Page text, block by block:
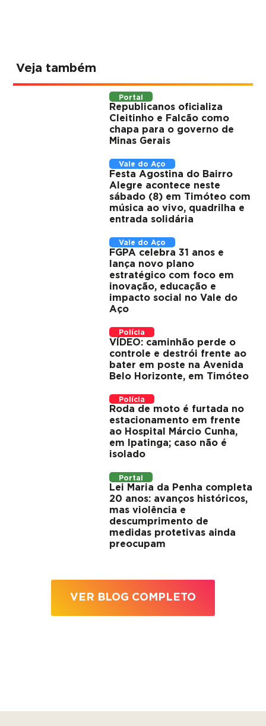
Veja também
Portal
Republicanos oficializa
Cleitinho e Falcão como
chapa para o governo de
Minas Gerais
Vale do Aço
Festa Agostina do Bairro
Alegre acontece neste
sábado (8) em Timóteo com
música ao vivo, quadrilha e
entrada solidária
Vale do Aço
FGPA celebra 31 anos e
lança novo plano
estratégico com foco em
inovação, educação e
impacto social no Vale do
Aço
Polícia
VÍDEO: caminhão perde o
controle e destrói frente ao
bater em poste na Avenida
Belo Horizonte, em Timóteo
Polícia
Roda de moto é furtada no
estacionamento em frente
ao Hospital Márcio Cunha,
em Ipatinga; caso não é
isolado
Portal
Lei Maria da Penha completa
20 anos: avanços históricos,
mas violência e
descumprimento de
medidas protetivas ainda
preocupam
VER BLOG COMPLETO